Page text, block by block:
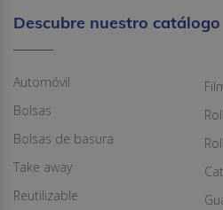
Descubre nuestro catálogo
Automóvil
Bolsas
Bolsas de basura
Take away
Reutilizable